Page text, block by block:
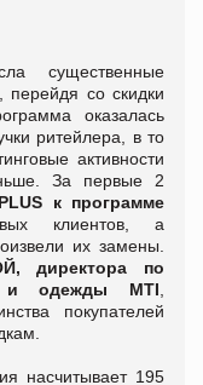
существенные
перейдя со скидки
оказалась
ритейлера, в то
активности
За первые 2
к программе
клиентов, а
их замены.
директора по
и одежды MTI
покупателей
насчитывает 195